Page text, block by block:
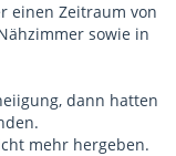
einen Zeitraum von
sowie in
dann hatten
mehr hergeben.